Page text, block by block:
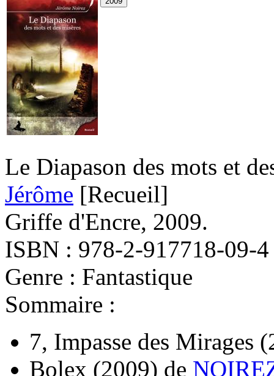
Le Diapason des mots et
Jérôme [Recueil]
Griffe d'Encre, 2009.
ISBN : 978-2-917718-09-4
Genre : Fantastique
Sommaire :
7, Impasse des Mirages
Bolex (2009) de